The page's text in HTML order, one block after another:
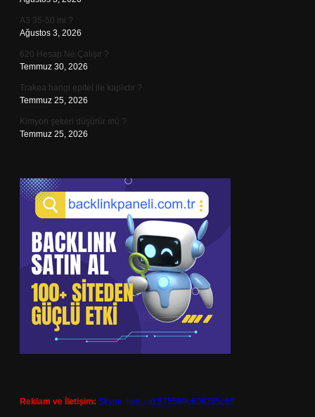
A3 35-50 mi ?
Ağustos 3, 2026
620 Hesap Ne Çalışır ?
Temmuz 30, 2026
Trakea hangi epitel ile kaplıdır ?
Temmuz 25, 2026
Kimyon şekeri düşürür mü ?
Temmuz 25, 2026
Reklam ve İletişim: Skype: live:.cid.575569c608265c69